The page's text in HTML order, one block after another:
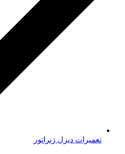
تعمیرات دیزل ژنراتور